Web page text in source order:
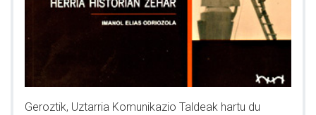
Geroztik, Uztarria Komunikazio Taldeak hartu du